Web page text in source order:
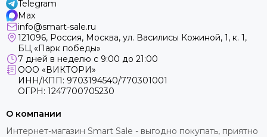
Telegram
Max
info@smart-sale.ru
121096, Россия, Москва, ул. Василисы Кожиной, 1, к. 1,
БЦ «Парк победы»
7 дней в неделю с 9:00 до 21:00
ООО «ВИКТОРИ»
ИНН/КПП: 9703194540/770301001
ОГРН: 1247700705230
О компании
Интернет-магазин Smart Sale - выгодно покупать, приятно